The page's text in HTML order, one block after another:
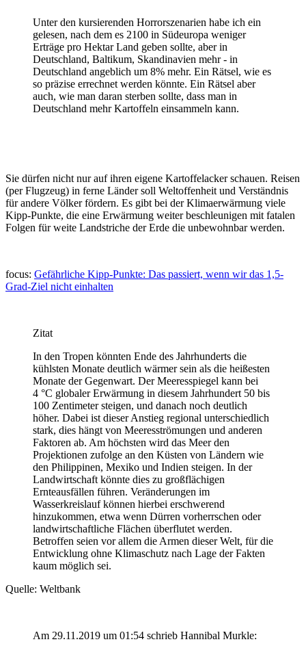
Unter den kursierenden Horrorszenarien habe ich ein
gelesen, nach dem es 2100 in Südeuropa weniger
Erträge pro Hektar Land geben sollte, aber in
Deutschland, Baltikum, Skandinavien mehr - in
Deutschland angeblich um 8% mehr. Ein Rätsel, wie es
so präzise errechnet werden könnte. Ein Rätsel aber
auch, wie man daran sterben sollte, dass man in
Deutschland mehr Kartoffeln einsammeln kann.
Sie dürfen nicht nur auf ihren eigene Kartoffelacker schauen. Reisen
(per Flugzeug) in ferne Länder soll Weltoffenheit und Verständnis
für andere Völker fördern. Es gibt bei der Klimaerwärmung viele
Kipp-Punkte, die eine Erwärmung weiter beschleunigen mit fatalen
Folgen für weite Landstriche der Erde die unbewohnbar werden.
focus: Gefährliche Kipp-Punkte: Das passiert, wenn wir das 1,5-
Grad-Ziel nicht einhalten
Zitat
In den Tropen könnten Ende des Jahrhunderts die
kühlsten Monate deutlich wärmer sein als die heißesten
Monate der Gegenwart. Der Meeresspiegel kann bei
4 °C globaler Erwärmung in diesem Jahrhundert 50 bis
100 Zentimeter steigen, und danach noch deutlich
höher. Dabei ist dieser Anstieg regional unterschiedlich
stark, dies hängt von Meeresströmungen und anderen
Faktoren ab. Am höchsten wird das Meer den
Projektionen zufolge an den Küsten von Ländern wie
den Philippinen, Mexiko und Indien steigen. In der
Landwirtschaft könnte dies zu großflächigen
Ernteausfällen führen. Veränderungen im
Wasserkreislauf können hierbei erschwerend
hinzukommen, etwa wenn Dürren vorherrschen oder
landwirtschaftliche Flächen überflutet werden.
Betroffen seien vor allem die Armen dieser Welt, für die
Entwicklung ohne Klimaschutz nach Lage der Fakten
kaum möglich sei.
Quelle: Weltbank
Am 29.11.2019 um 01:54 schrieb Hannibal Murkle: